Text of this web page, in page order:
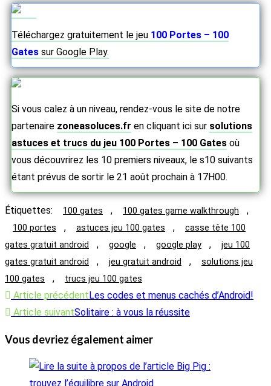
Téléchargez gratuitement le jeu 100 Portes – 100
Gates sur Google Play.
Si vous calez à un niveau, rendez-vous le site de notre
partenaire zoneasoluces.fr en cliquant ici sur solutions
astuces et trucs du jeu 100 Portes – 100 Gates où
vous découvrirez les 10 premiers niveaux, le s10 suivants
étant prévus de sortir le 21 août prochain à 17H00.
Étiquettes: 100 gates , 100 gates game walkthrough ,
100 portes , astuces jeu 100 gates ,
casse tête 100
gates gratuit android
, google , google play ,
jeu 100
gates gratuit android
, jeu gratuit android ,
solutions jeu
100 gates
, trucs jeu 100 gates
Read
more
Article précédentLes codes et menus cachés d’Android!
Article suivantSolitaire : à vous la réussite
Vous devriez également aimer